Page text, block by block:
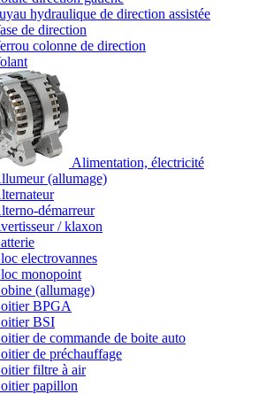
hydraulique de direction assistée
de direction
colonne de direction
Alimentation, électricité
(allumage)
démarreur
/ klaxon
electrovannes
monopoint
(allumage)
BPGA
BSI
de commande de boite auto
de préchauffage
filtre à air
papillon